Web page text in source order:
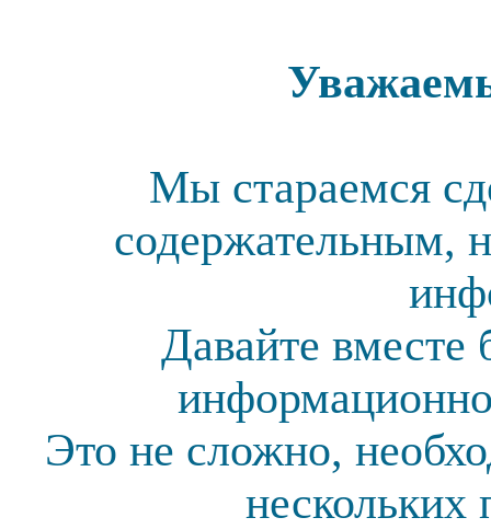
Мы стараемся
содержательным,
Давайте вместе
Это не сложно,
нескольких